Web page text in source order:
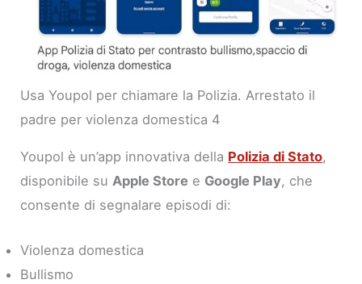
Usa Youpol per chiamare la Polizia. Arrestato il
padre per violenza domestica 4
Youpol è un’app innovativa della Polizia di Stato,
disponibile suApple Store e Google Play, che
consente di segnalare episodi di:
Violenza domestica
Bullismo